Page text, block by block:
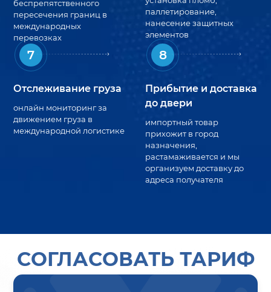
беспрепятственного
пересечения границ в
международных
перевозках
паллетирование,
нанесение защитных
элементов
7
Отслеживание груза
онлайн мониторинг за
движением груза в
международной логистике
8
Прибытие и доставка
до двери
импортный товар
прихожит в город
назначения,
растамаживается и мы
организуем доставку до
адреса получателя
СОГЛАСОВАТЬ ТАРИФ